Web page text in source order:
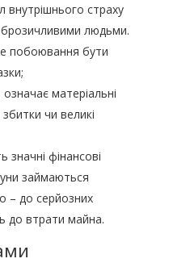
внутрішнього страху
людьми.
побоювання бути
матеріальні
чи великі
значні фінансові
займаються
– до серйозних
до втрати майна.